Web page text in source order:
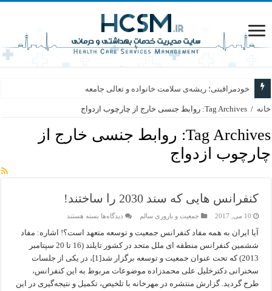
خودمراقبتی؛ ریشه‌ی سلامت خانواده و تعالی جامعه
خانه / Tag Archives: روابط جنسی خارج از چارچوب ازدواج
Tag Archives: روابط جنسی خارج از
چارچوب ازدواج
کنفرانس هایی که سند 2030 را ساختند!
10 می, 2017 جمعیت و باروری سالم دیدگاه‌ها برای
هایی
که
سند
2030
را
ساختند!
بسته هستند
آیا ایران به همه مفاد کنفرانس جمعیت و توسعه متعهد است؟! اشاره: مفاد
ششمین کنفرانس منطقه ای ملل متحد در کشور تایلند (16 تا 20 سپتامبر
2013) که تحت عنوان جمعیت و توسعه برگزار شد[1]، در یکی از جلسات
سخنرانی دکترخلیل علی محمدزاده موضوعات مربوط به این کنفرانس،
طرح گردید. گزارش منتشره در مهرخانه با تلخیص، تکمیل و نتیجه‌گیری در این